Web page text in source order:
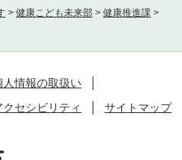
> 健康こども未来部 > 健康推進課 >
人情報の取扱い
クセシビリティ サイトマップ